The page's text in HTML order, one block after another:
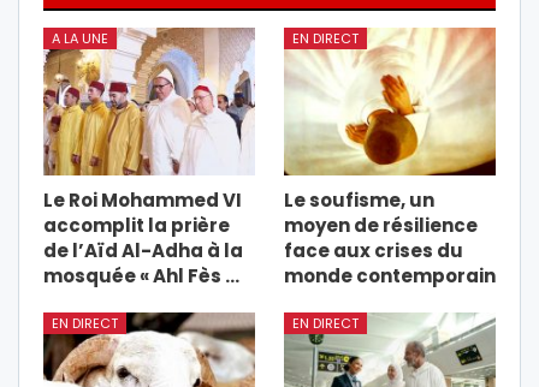
A LA UNE
Le Roi Mohammed VI
accomplit la prière
de l’Aïd Al-Adha à la
mosquée « Ahl Fès …
EN DIRECT
Le soufisme, un
moyen de résilience
face aux crises du
monde contemporain
EN DIRECT EN DIRECT